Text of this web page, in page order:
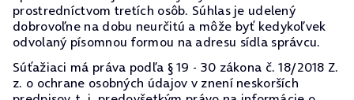
prostredníctvom tretích osôb. Súhlas je udelený
dobrovoľne na dobu neurčitú a môže byť kedykoľvek
odvolaný písomnou formou na adresu sídla správcu.
Súťažiaci má práva podľa § 19 - 30 zákona č. 18/2018 Z.
z. o ochrane osobných údajov v znení neskorších